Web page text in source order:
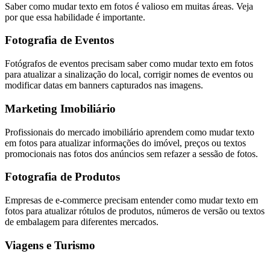
Saber como mudar texto em fotos é valioso em muitas áreas. Veja
por que essa habilidade é importante.
Fotografia de Eventos
Fotógrafos de eventos precisam saber como mudar texto em fotos
para atualizar a sinalização do local, corrigir nomes de eventos ou
modificar datas em banners capturados nas imagens.
Marketing Imobiliário
Profissionais do mercado imobiliário aprendem como mudar texto
em fotos para atualizar informações do imóvel, preços ou textos
promocionais nas fotos dos anúncios sem refazer a sessão de fotos.
Fotografia de Produtos
Empresas de e-commerce precisam entender como mudar texto em
fotos para atualizar rótulos de produtos, números de versão ou textos
de embalagem para diferentes mercados.
Viagens e Turismo